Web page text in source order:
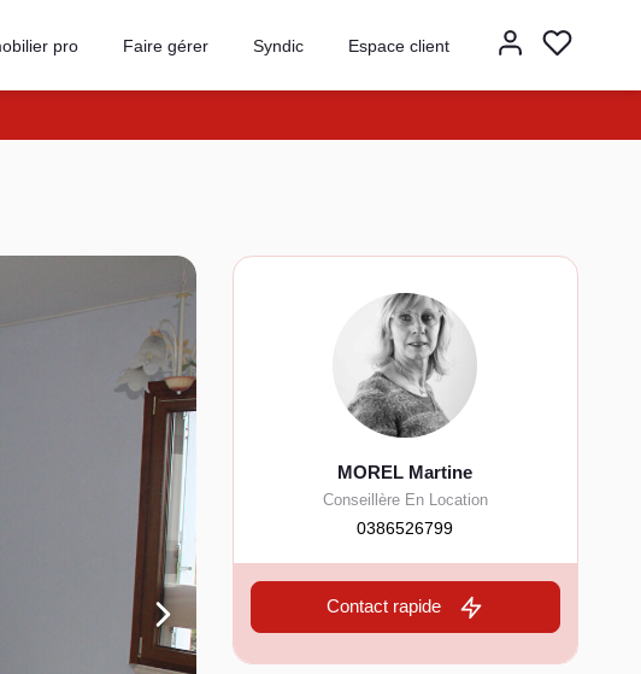
pro Faire gérer Syndic Espace client
MOREL Martine
Conseillère En Location
0386526799
Contact rapide